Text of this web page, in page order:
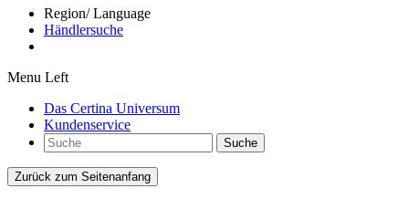
Region/ Language
Händlersuche
Menu Left
Das Certina Universum
Kundenservice
Suche
Zurück zum Seitenanfang